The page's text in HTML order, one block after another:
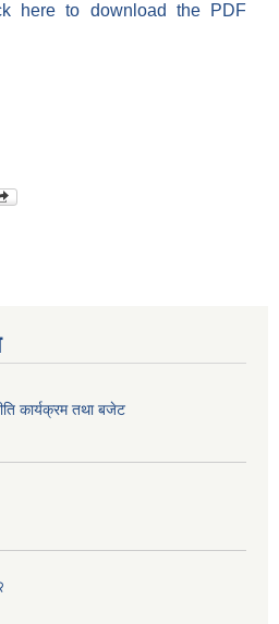
here to download the PDF
कार्यक्रम तथा बजेट